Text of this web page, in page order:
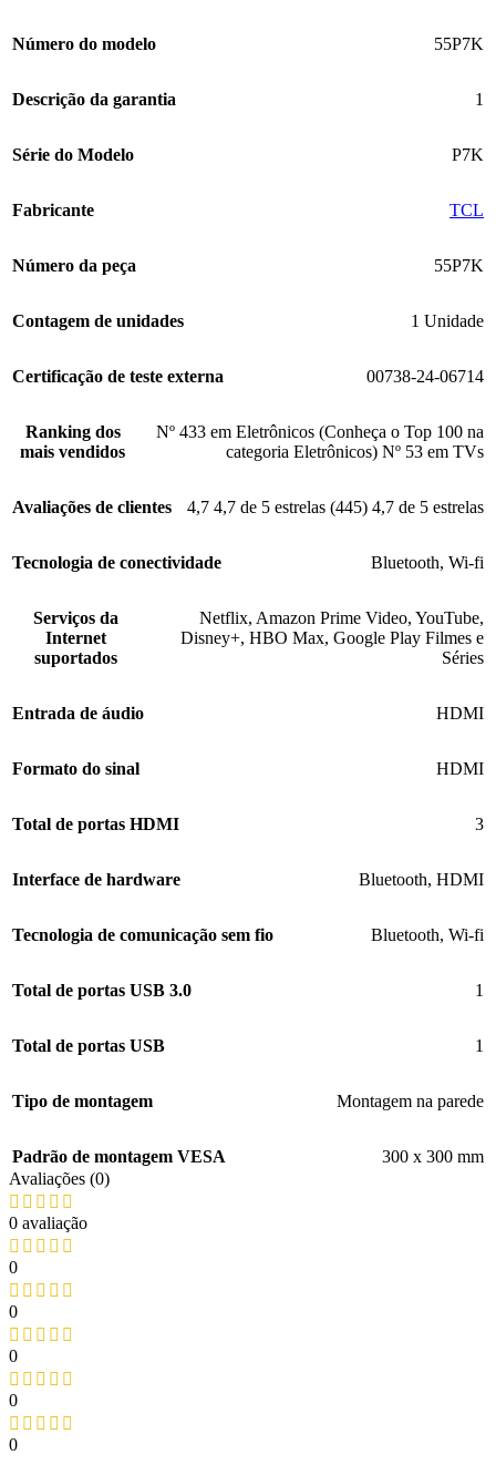
Número do modelo 55P7K
Descrição da garantia 1
Série do Modelo P7K
Fabricante ‎TCL
Número da peça 55P7K
Contagem de unidades 1 Unidade
Certificação de teste externa 00738-24-06714
Ranking dos
mais vendidos
Nº 433 em Eletrônicos (Conheça o Top 100 na
categoria Eletrônicos) Nº 53 em TVs
Avaliações de clientes 4,7 4,7 de 5 estrelas (445) 4,7 de 5 estrelas
Tecnologia de conectividade Bluetooth, Wi-fi
Serviços da
Internet
suportados
Netflix, Amazon Prime Video, YouTube,
Disney+, HBO Max, Google Play Filmes e
Séries
Entrada de áudio HDMI
Formato do sinal HDMI
Total de portas HDMI 3
Interface de hardware Bluetooth, HDMI
Tecnologia de comunicação sem fio Bluetooth, Wi-fi
Total de portas USB 3.0 1
Total de portas USB 1
Tipo de montagem Montagem na parede
Padrão de montagem VESA
300 x 300 mm
Avaliações (0)
0 avaliação
0
0
0
0
0